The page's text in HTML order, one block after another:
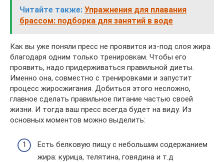
Читайте также: Упражнения для плавания
брассом: подборка для занятий в воде
Как вы уже поняли пресс не проявится из-под слоя жира
благодаря одним только тренировкам. Чтобы его
проявить, надо придерживаться правильной диеты.
Именно она, совместно с тренировками и запустит
процесс жиросжигания. Добиться этого несложно,
главное сделать правильное питание частью своей
жизни. И тогда ваш пресс всегда будет на виду. Из
основных моментов можно выделить:
Есть белковую пищу с небольшим содержанием
жира: курица, телятина, говядина и т.д